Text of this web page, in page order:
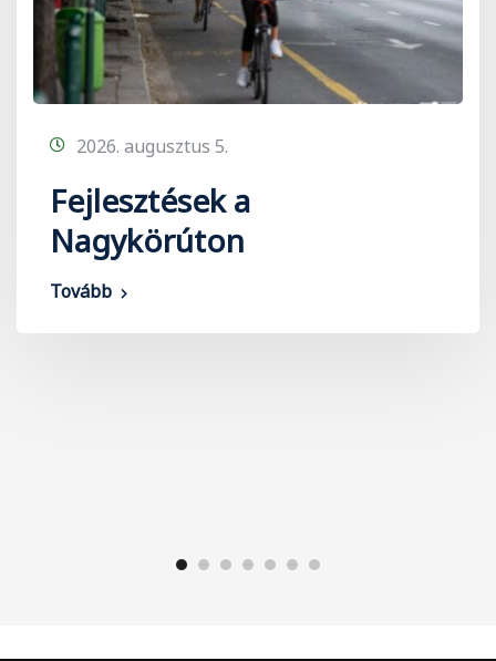
2026. augusztus 5.
Fejlesztések a
Nagykörúton
Tovább